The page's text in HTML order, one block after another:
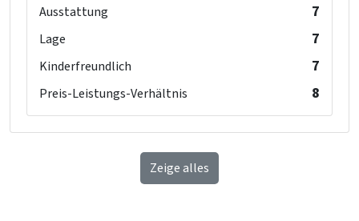
Ausstattung 7
Lage 7
Kinderfreundlich 7
Preis-Leistungs-Verhältnis 8
Zeige alles